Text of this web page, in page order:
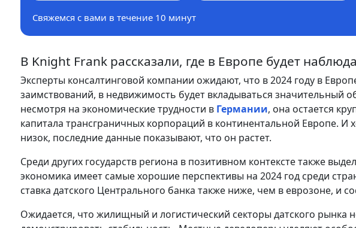
Свяжемся с вами в течение 10 минут
В Knight Frank рассказали, где в Европе будет
Эксперты консалтинговой компании ожидают, что в 2024 году в
заимствований, в недвижимость будет вкладываться значительный
несмотря на экономические трудности в Германии, она остается
капитала трансграничных корпораций в континентальной Европе. И
низок, последние данные показывают, что он растет.
Среди других государств региона в позитивном контексте также
экономика имеет самые хорошие перспективы на 2024 год среди
ставка датского Центрального банка также ниже, чем в еврозоне, и
Ожидается, что жилищный и логистический секторы датского рынка